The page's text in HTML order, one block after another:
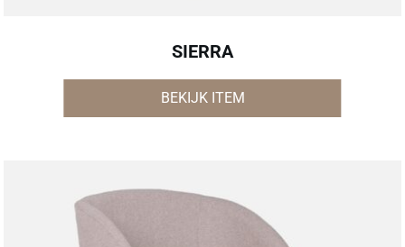
SIERRA
BEKIJK ITEM